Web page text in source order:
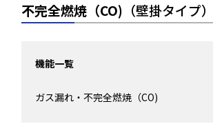
不完全燃焼（CO) （壁掛タイプ）
機能一覧
ガス漏れ・不完全燃焼（CO)